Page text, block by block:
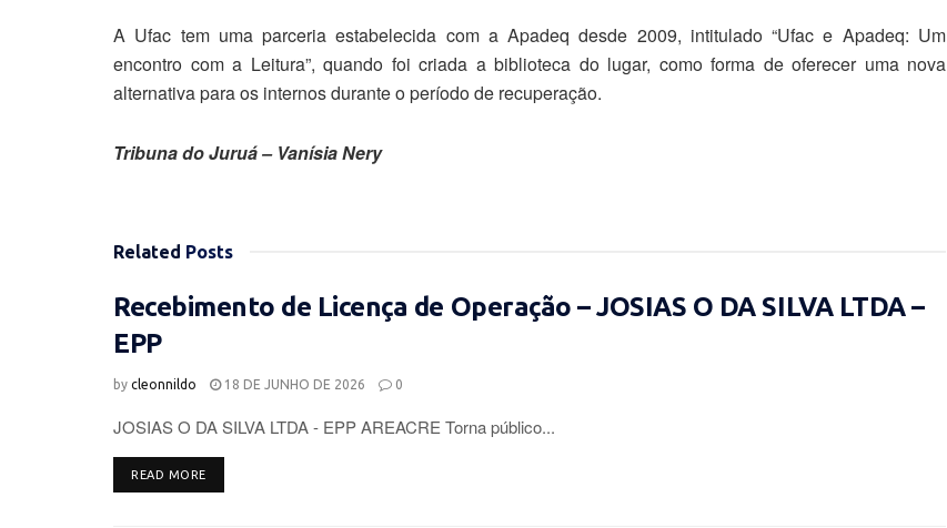
A Ufac tem uma parceria estabelecida com a Apadeq desde 2009, intitulado “Ufac e Apadeq: Um
encontro com a Leitura”, quando foi criada a biblioteca do lugar, como forma de oferecer uma nova
alternativa para os internos durante o período de recuperação.
Tribuna do Juruá – Vanísia Nery
Related Posts
Recebimento de Licença de Operação – JOSIAS O DA SILVA LTDA –
EPP
by cleonnildo 18 DE JUNHO DE 2026 0
JOSIAS O DA SILVA LTDA - EPP AREACRE Torna público...
READ MOREDETAILS